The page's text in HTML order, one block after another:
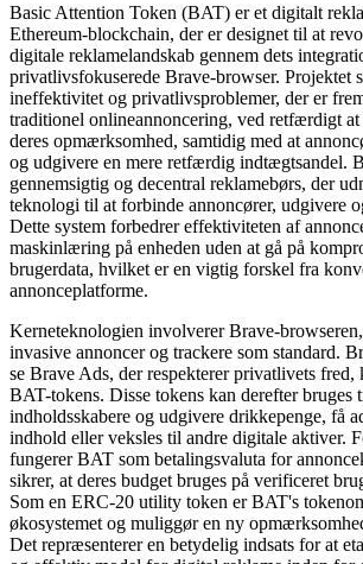
Basic Attention Token (BAT) er et digitalt
Ethereum-blockchain, der er designet til at
digitale reklamelandskab gennem dets
privatlivsfokuserede Brave-browser. Projektet
ineffektivitet og privatlivsproblemer, der er
traditionel onlineannoncering, ved retfærdigt
deres opmærksomhed, samtidig med at
og udgivere en mere retfærdig indtægtsandel.
gennemsigtig og decentral reklamebørs, der
teknologi til at forbinde annoncører, udgivere
Dette system forbedrer effektiviteten af
maskinlæring på enheden uden at gå på
brugerdata, hvilket er en vigtig forskel fra
annonceplatforme.
Kerneteknologien involverer Brave-
invasive annoncer og trackere som standard.
se Brave Ads, der respekterer privatlivets fred,
BAT-tokens. Disse tokens kan derefter bruges
indholdsskabere og udgivere drikkepenge, få
indhold eller veksles til andre digitale aktiver.
fungerer BAT som betalingsvaluta for
sikrer, at deres budget bruges på verificeret
Som en ERC-20 utility token er BAT's
økosystemet og muliggør en ny
Det repræsenterer en betydelig indsats for at